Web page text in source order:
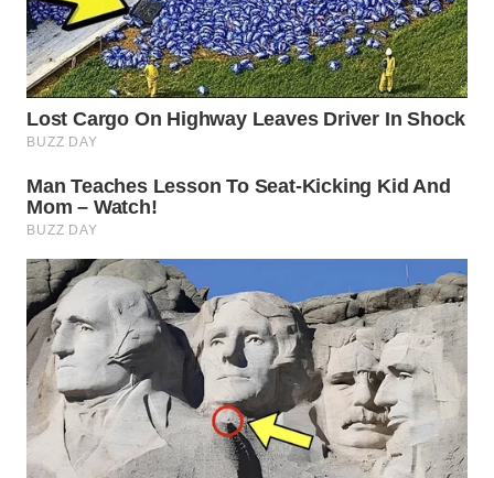
WN
PURWAKARTA
WN
PRIANGAN
TIMUR
WN
SEMARANG
WN
SOLO
WN
BOROBUDUR